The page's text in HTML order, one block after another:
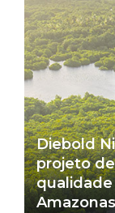
Diebold
projeto
qualidade
Amazonas